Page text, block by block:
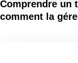
Comprendre un
comment la